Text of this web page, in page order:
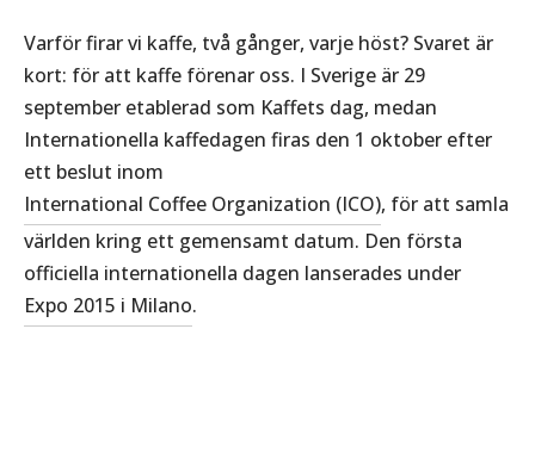
Varför firar vi kaffe, två gånger, varje höst? Svaret är
kort: för att kaffe förenar oss. I Sverige är 29
september etablerad som Kaffets dag, medan
Internationella kaffedagen firas den 1 oktober efter
ett beslut inom
International Coffee Organization (ICO), för att samla
världen kring ett gemensamt datum. Den första
officiella internationella dagen lanserades under
Expo 2015 i Milano.